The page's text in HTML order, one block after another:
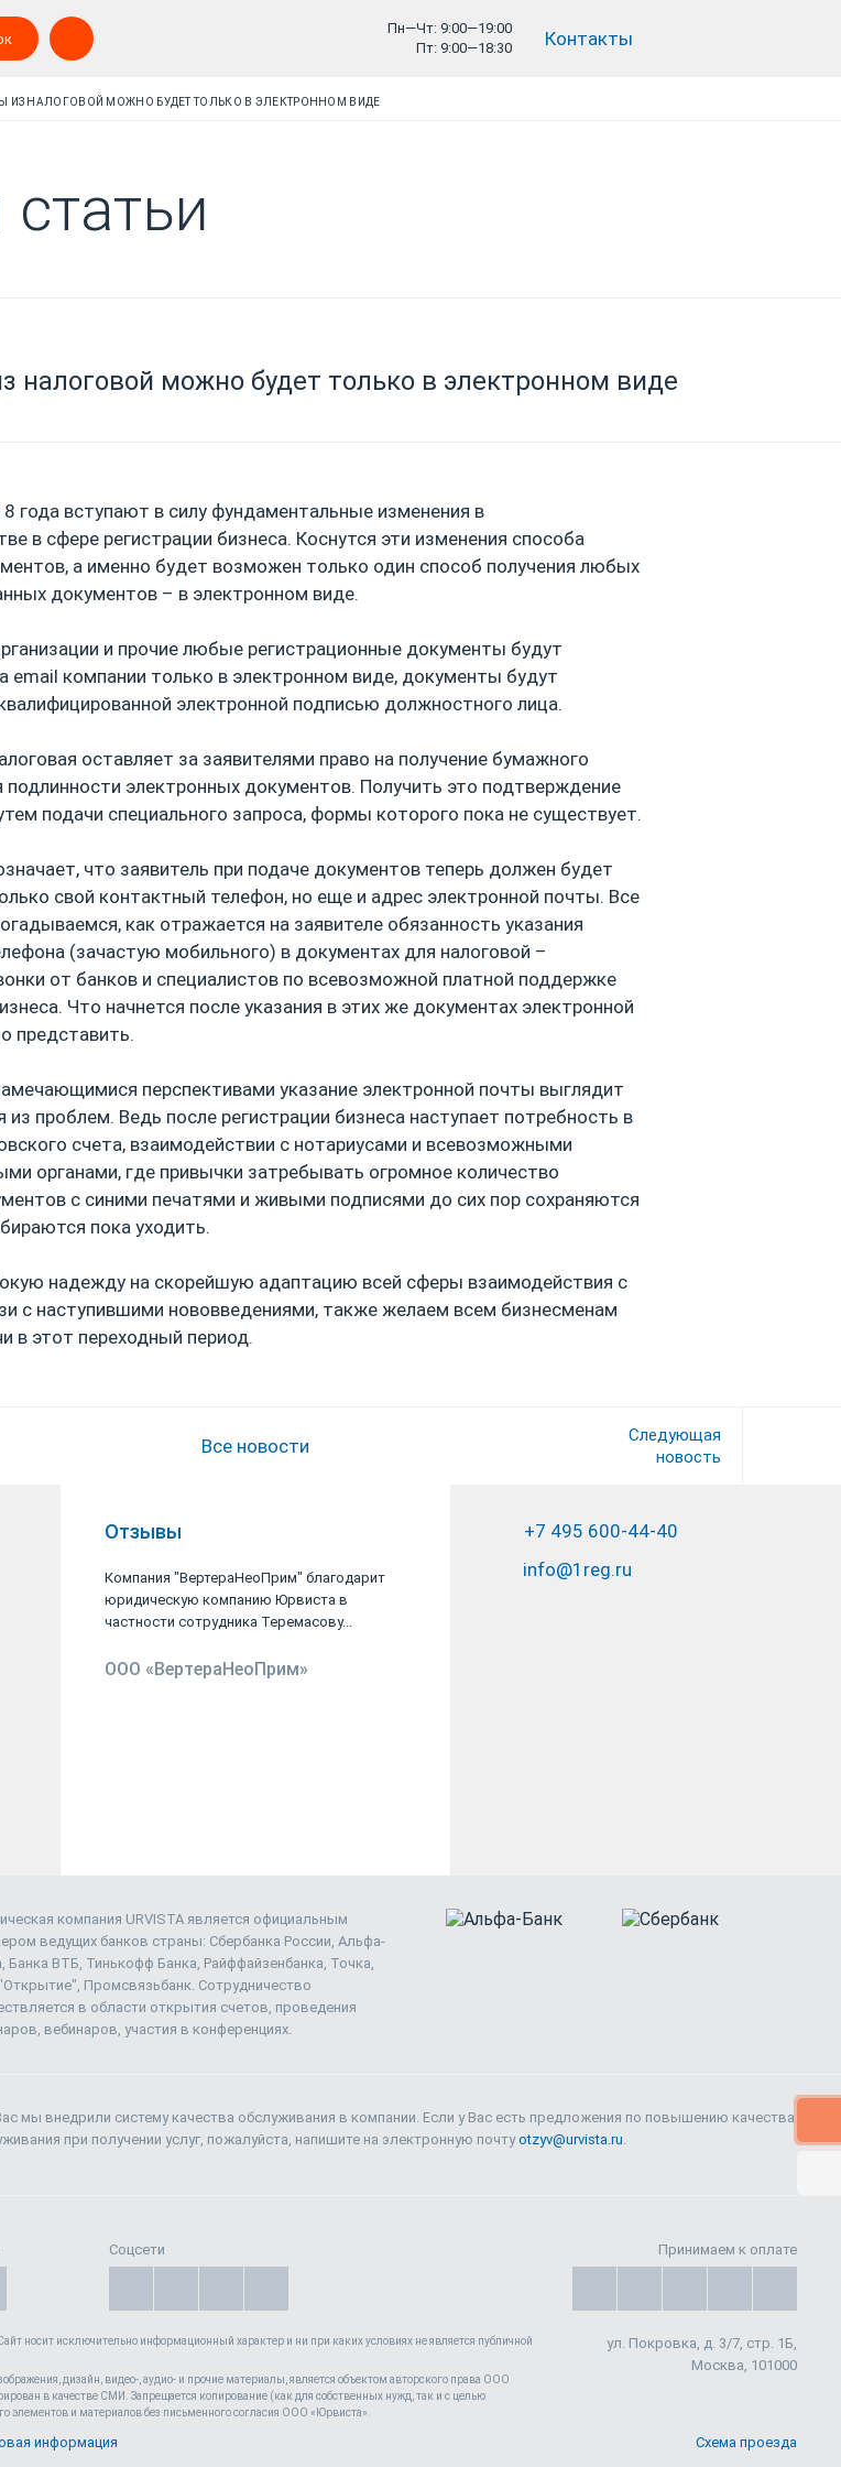
Пн—Чт: 9:00—19:00
Пт: 9:00—18:30
Контакты
ИЗ НАЛОГОВОЙ МОЖНО БУДЕТ ТОЛЬКО В ЭЛЕКТРОННОМ ВИДЕ
налоговой можно будет только в электронном виде
года вступают в силу фундаментальные изменения в
в сфере регистрации бизнеса. Коснутся эти изменения способа
а именно будет возможен только один способ получения любых
документов – в электронном виде.
и прочие любые регистрационные документы будут
email компании только в электронном виде, документы будут
электронной подписью должностного лица.
оставляет за заявителями право на получение бумажного
электронных документов. Получить это подтверждение
подачи специального запроса, формы которого пока не существует.
что заявитель при подаче документов теперь должен будет
свой контактный телефон, но еще и адрес электронной почты. Все
как отражается на заявителе обязанность указания
(зачастую мобильного) в документах для налоговой –
от банков и специалистов по всевозможной платной поддержке
Что начнется после указания в этих же документах электронной
представить.
перспективами указание электронной почты выглядит
из проблем. Ведь после регистрации бизнеса наступает потребность в
счета, взаимодействии с нотариусами и всевозможными
органами, где привычки затребывать огромное количество
с синими печатями и живыми подписями до сих пор сохраняются
пока уходить.
надежду на скорейшую адаптацию всей сферы взаимодействия с
с наступившими нововведениями, также желаем всем бизнесменам
в этот переходный период.
Все новости
Следующая
новость
Отзывы
Компания "ВертераНеоПрим" благодарит
юридическую компанию Юрвиста в
частности сотрудника Теремасову...
ООО «ВертераНеоПрим»
Выражаю благодарность компании ООО
+7 495 600-44-40
info@1reg.ru
компания URVISTA является официальным
ведущих банков страны: Сбербанка России, Альфа-
Банка ВТБ, Тинькофф Банка, Райффайзенбанка, Точка,
Промсвязьбанк. Сотрудничество
в области открытия счетов, проведения
вебинаров, участия в конференциях.
мы внедрили систему качества обслуживания в компании. Если у Вас есть предложения по повышению качества
при получении услуг, пожалуйста, напишите на электронную почтуotzyv@urvista.ru.
Соцсети Принимаем к оплате
ул. Покровка, д. 3/7, стр. 1Б,
Москва, 101000
Схема проезда
носит исключительно информационный характер и ни при каких условиях не является публичной
дизайн, видео-, аудио- и прочие материалы, является объектом авторского права ООО
в качестве СМИ. Запрещается копирование (как для собственных нужд, так и с целью
элементов и материалов без письменного согласия ООО «Юрвиста».
информация Принимаю